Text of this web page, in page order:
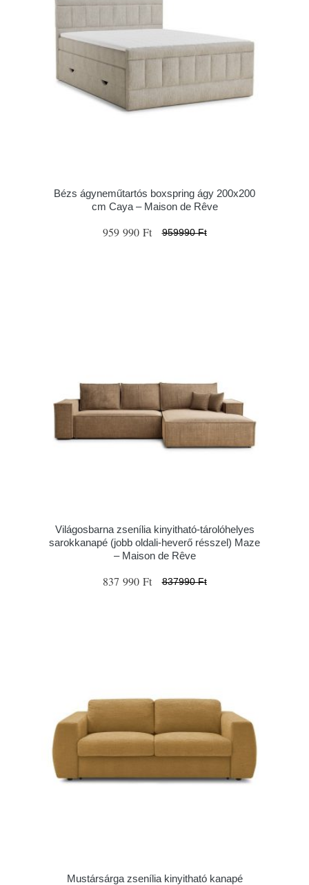
Bézs ágyneműtartós boxspring ágy 200x200
cm Caya – Maison de Rêve
959 990 Ft 959990 Ft
Világosbarna zsenília kinyitható-tárolóhelyes
sarokkanapé (jobb oldali-heverő résszel) Maze
– Maison de Rêve
837 990 Ft 837990 Ft
Mustársárga zsenília kinyitható kanapé